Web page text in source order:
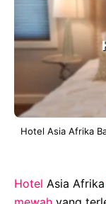
Hotel Asia Afrika
Hotel Asia Afrika